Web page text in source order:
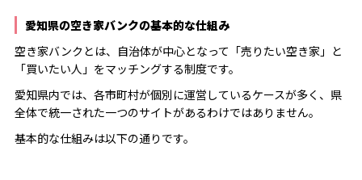
愛知県の空き家バンクの基本的な仕組み
空き家バンクとは、自治体が中心となって「売りたい空き家」と
「買いたい人」をマッチングする制度です。
愛知県内では、各市町村が個別に運営しているケースが多く、県
全体で統一された一つのサイトがあるわけではありません。
基本的な仕組みは以下の通りです。